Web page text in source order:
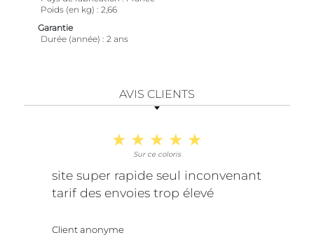
Poids (en kg)
2,66
Garantie
Durée (année)
2 ans
AVIS CLIENTS
Sur ce coloris
site super rapide seul inconvenant
tarif des envoies trop élevé
Client anonyme